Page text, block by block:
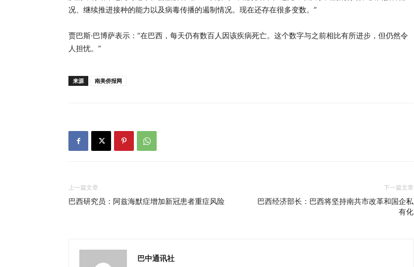
况、继续推进接种的能力以及病毒传播的遏制情况。现在还存在很多变数。”
贾巴斯·巴博萨表示：“在巴西，每天仍有数百人因该疾病死亡。这个数字与之前相比有所进步，但仍然令
人担忧。”
来源 南美侨报网
上一篇文章
巴西研究员：阿兹海默症增加新冠患者重症风险
下一篇文章
巴西经济部长：巴西将坚持南共市改革和国企私
有化
巴中通讯社